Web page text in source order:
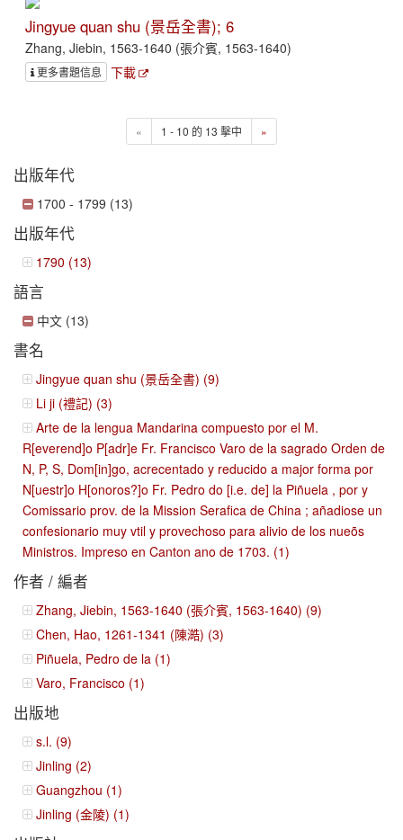
Jingyue quan shu (景岳全書); 6
Zhang, Jiebin, 1563-1640 (張介賓, 1563-1640)
更多書題信息 下載
« 1 - 10 的 13 擊中 »
出版年代
1700 - 1799 (13)
出版年代
1790 (13)
語言
中文 (13)
書名
Jingyue quan shu (景岳全書) (9)
Li ji (禮記) (3)
Arte de la lengua Mandarina compuesto por el M.
R[everend]o P[adr]e Fr. Francisco Varo de la sagrado Orden de
N, P, S, Dom[in]go, acrecentado y reducido a major forma por
N[uestr]o H[onoros?]o Fr. Pedro do [i.e. de] la Piñuela , por y
Comissario prov. de la Mission Serafica de China ; añadiose un
confesionario muy vtil y provechoso para alivio de los nueõs
Ministros. Impreso en Canton ano de 1703. (1)
作者 / 編者
Zhang, Jiebin, 1563-1640 (張介賓, 1563-1640) (9)
Chen, Hao, 1261-1341 (陳澔) (3)
Piñuela, Pedro de la (1)
Varo, Francisco (1)
出版地
s.l. (9)
Jinling (2)
Guangzhou (1)
Jinling (金陵) (1)